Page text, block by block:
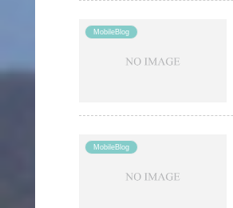
MobileBlog
MobileBlog